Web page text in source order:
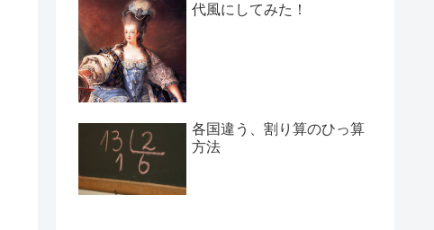
代風にしてみた！
各国違う、割り算のひっ算
方法